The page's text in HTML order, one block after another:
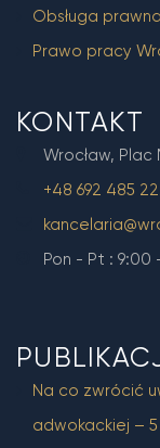
Obsługa
Prawo pracy
KONTAKT
Wrocław, Plac
+48 692 485
Pon - Pt : 9:00
Na co zwrócić
adwokackiej –